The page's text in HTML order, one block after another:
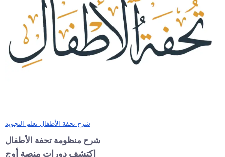
شرح تحفة الأطفال تعلم التجويد
شرح منظومة تحفة الأطفال
اكتشف دورات منصة أوج